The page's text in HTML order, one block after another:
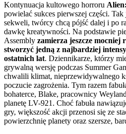
Kontynuacja kultowego horroru
powielać sukces pierwszej części.
sekweli, twórcy chcą pójść dalej i po
dawkę kreatywności. Na podstawie
Assembly zamierza jeszcze mocniej
stworzyć jedną z najbardziej
ostatnich lat. Dziennikarze, którzy
grywalną wersję podczas Summer
chwalili klimat, nieprzewidywalnego
poczucie zagrożenia. Tym razem
bohaterce, Blake, pracownicy
planetę LV-921. Choć fabuła
gry, większość akcji przenosi się ze
powierzchnię planety oraz szersze,